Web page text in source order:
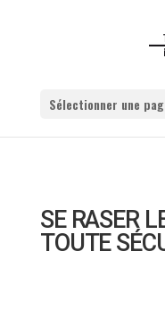
Sélectionner une
SE RASER
TOUTE